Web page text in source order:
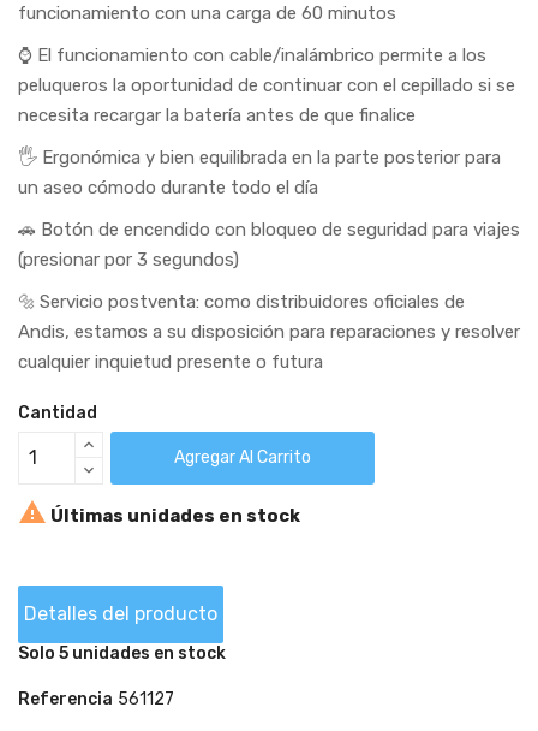
funcionamiento con una carga de 60 minutos
⌚ El funcionamiento con cable/inalámbrico permite a los
peluqueros la oportunidad de continuar con el cepillado si se
necesita recargar la batería antes de que finalice
🖐 Ergonómica y bien equilibrada en la parte posterior para
un aseo cómodo durante todo el día
🚗 Botón de encendido con bloqueo de seguridad para viajes
(presionar por 3 segundos)
🔩 Servicio postventa: como distribuidores oficiales de
Andis, estamos a su disposición para reparaciones y resolver
cualquier inquietud presente o futura
Cantidad
Agregar Al Carrito
 Últimas unidades en stock
Detalles del producto
Solo 5 unidades en stock
Referencia 561127